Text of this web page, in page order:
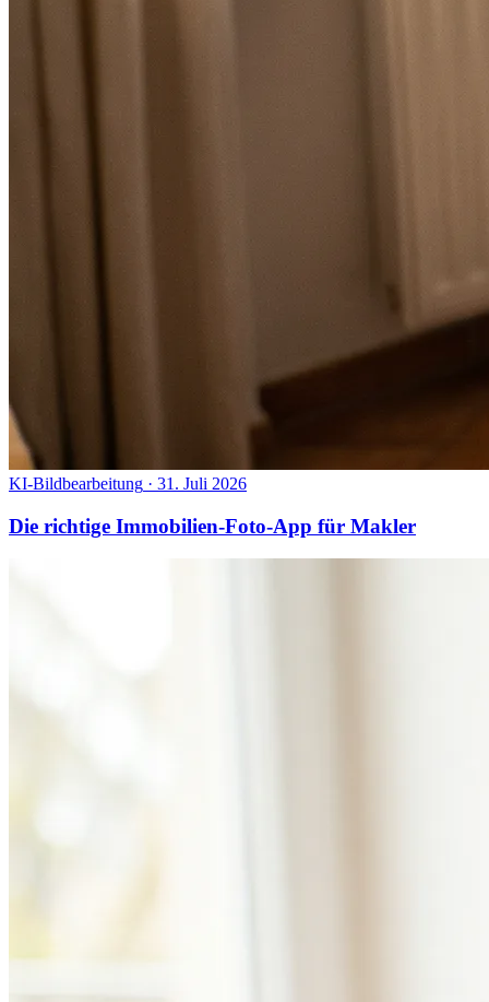
KI-Bildbearbeitung · 31. Juli 2026
Die richtige Immobilien-Foto-App für Makler